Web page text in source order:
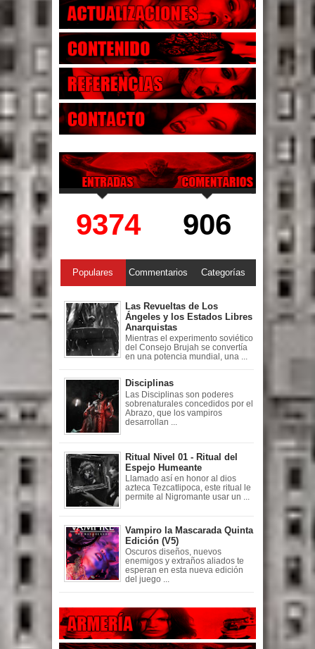
9374 906
Populares Commentarios Categorías
Las Revueltas de Los
Ángeles y los Estados Libres
Anarquistas
Mientras el experimento soviético
del Consejo Brujah se convertía
en una potencia mundial, una ...
Disciplinas
Las Disciplinas son poderes
sobrenaturales concedidos por el
Abrazo, que los vampiros
desarrollan ...
Ritual Nivel 01 - Ritual del
Espejo Humeante
Llamado así en honor al dios
azteca Tezcatlipoca, este ritual le
permite al Nigromante usar un ...
Vampiro la Mascarada Quinta
Edición (V5)
Oscuros diseños, nuevos
enemigos y extraños aliados te
esperan en esta nueva edición
del juego ...